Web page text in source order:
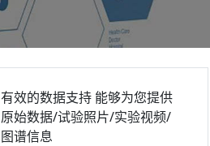
有效的数据支持 能够为您提供
原始数据/试验照片/实验视频/
图谱信息